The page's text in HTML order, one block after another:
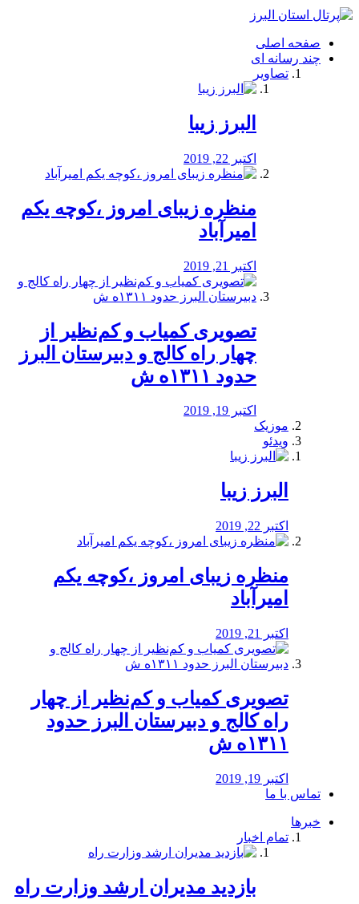
فصد
شرق
تهران
خشکشویی
صفحه اصلی
چند رسانه ای
تصاویر
البرز زیبا
اکتبر 22, 2019
منظره‌‌ زیبای امروز ،کوچه یکم
امیرآباد
اکتبر 21, 2019
️تصویری کمیاب و کم‌نظیر از
چهار راه كالج و دبيرستان البرز
حدود ۱۳۱۱ه ش
اکتبر 19, 2019
موزیک
ویدئو
البرز زیبا
اکتبر 22, 2019
منظره‌‌ زیبای امروز ،کوچه یکم
امیرآباد
اکتبر 21, 2019
️تصویری کمیاب و کم‌نظیر از چهار
راه كالج و دبيرستان البرز حدود
۱۳۱۱ه ش
اکتبر 19, 2019
تماس با ما
خبرها
تمام اخبار
بازدید مدیران ارشد وزارت راه